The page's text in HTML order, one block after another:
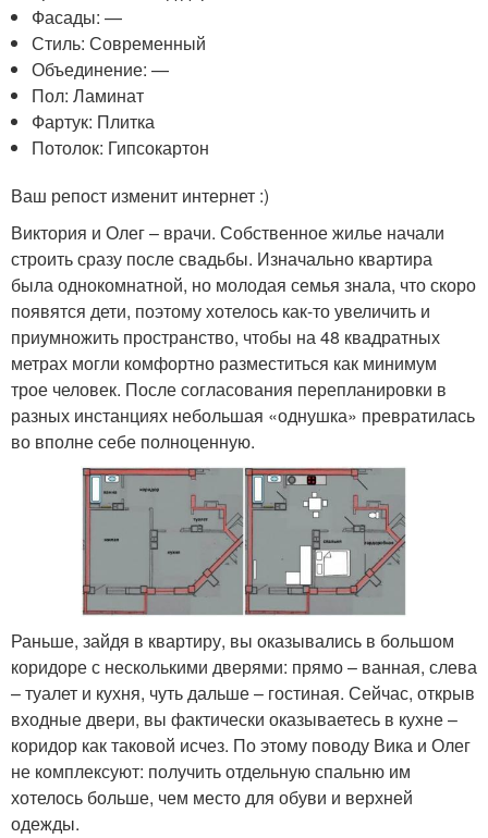
Фасады: —
Стиль: Современный
Объединение: —
Пол: Ламинат
Фартук: Плитка
Потолок: Гипсокартон
Ваш репост изменит интернет :)
Виктория и Олег – врачи. Собственное жилье начали
строить сразу после свадьбы. Изначально квартира
была однокомнатной, но молодая семья знала, что скоро
появятся дети, поэтому хотелось как-то увеличить и
приумножить пространство, чтобы на 48 квадратных
метрах могли комфортно разместиться как минимум
трое человек. После согласования перепланировки в
разных инстанциях небольшая «однушка» превратилась
во вполне себе полноценную.
Раньше, зайдя в квартиру, вы оказывались в большом
коридоре с несколькими дверями: прямо – ванная, слева
– туалет и кухня, чуть дальше – гостиная. Сейчас, открыв
входные двери, вы фактически оказываетесь в кухне –
коридор как таковой исчез. По этому поводу Вика и Олег
не комплексуют: получить отдельную спальню им
хотелось больше, чем место для обуви и верхней
одежды.